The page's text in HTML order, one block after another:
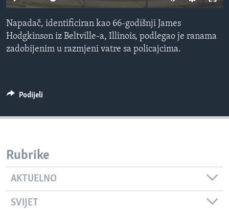
MAGAZIN
O GLASU AMERIKE
Learning English
Napadač, identificiran kao 66-godišnji James
Hodgkinson iz Beltville-a, Illinois, podlegao je ranama
zadobijenim u razmjeni vatre sa policajcima.
Podijeli
Rubrike
AKTUELNO
SVIJET